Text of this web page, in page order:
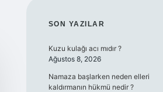
SIDEBAR
SON YAZILAR
Kuzu kulağı acı mıdır ?
Ağustos 8, 2026
Namaza başlarken neden elleri
kaldırmanın hükmü nedir ?